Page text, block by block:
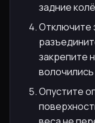
задние
Отключите
закрепите
Опустите